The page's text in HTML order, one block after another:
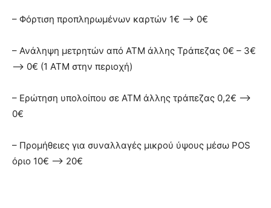
– Φόρτιση προπληρωμένων καρτών 1€ –> 0€
– Ανάληψη μετρητών από ΑΤΜ άλλης Τράπεζας 0€ – 3€
–> 0€ (1 ΑΤΜ στην περιοχή)
– Ερώτηση υπολοίπου σε ΑΤΜ άλλης τράπεζας 0,2€ –>
0€
– Προμήθειες για συναλλαγές μικρού ύψους μέσω POS
όριο 10€ –> 20€